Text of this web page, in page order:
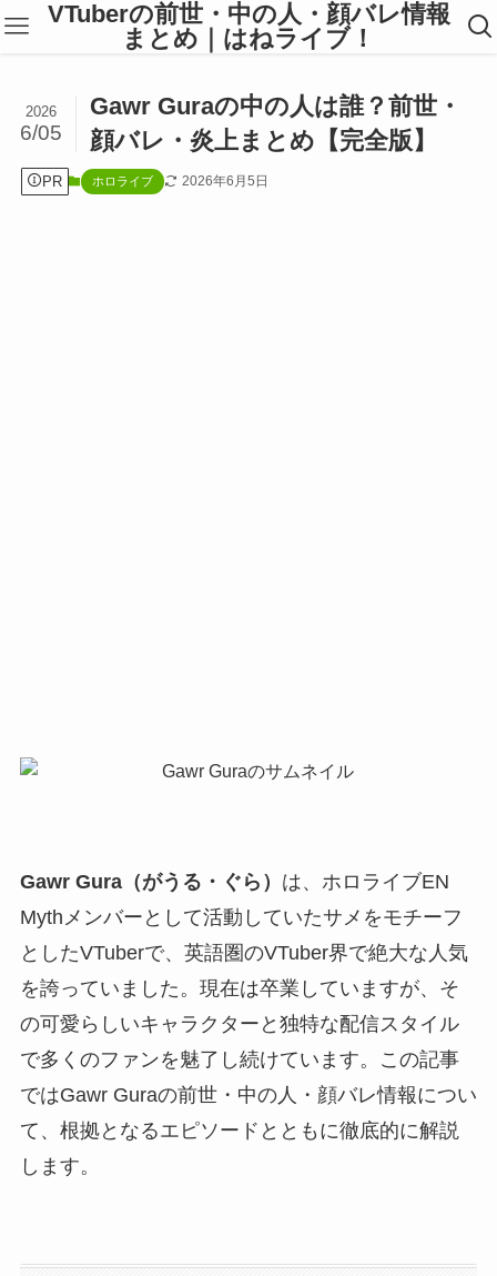
VTuberの前世・中の人・顔バレ情報
まとめ｜はねライブ！
Gawr Guraの中の人は誰？前世・
顔バレ・炎上まとめ【完全版】
2026
6/05
PR ホロライブ 2026年6月5日
Gawr Gura（がうる・ぐら） は、ホロライブEN
Mythメンバーとして活動していたサメをモチーフ
としたVTuberで、英語圏のVTuber界で絶大な人気
を誇っていました。現在は卒業していますが、そ
の可愛らしいキャラクターと独特な配信スタイル
で多くのファンを魅了し続けています。この記事
ではGawr Guraの前世・中の人・顔バレ情報につい
て、根拠となるエピソードとともに徹底的に解説
します。